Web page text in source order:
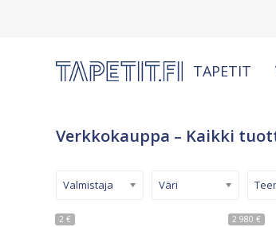
TAPETIT
Verkkokauppa – Kaikki
2 € 2 980 €
Valmistaja Väri